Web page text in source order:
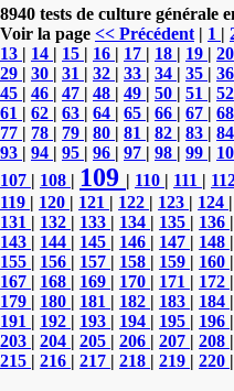
8940 tests de culture générale
Voir la page << Précédent | 1 |
13 | 14 | 15 | 16 | 17 | 18 | 19 | 20
29 | 30 | 31 | 32 | 33 | 34 | 35 | 36
45 | 46 | 47 | 48 | 49 | 50 | 51 | 52
61 | 62 | 63 | 64 | 65 | 66 | 67 | 68
77 | 78 | 79 | 80 | 81 | 82 | 83 | 84
93 | 94 | 95 | 96 | 97 | 98 | 99 |
107 | 108 | 109 | 110 | 111 |
119 | 120 | 121 | 122 | 123 | 124 |
131 | 132 | 133 | 134 | 135 | 136 |
143 | 144 | 145 | 146 | 147 | 148 |
155 | 156 | 157 | 158 | 159 | 160 |
167 | 168 | 169 | 170 | 171 | 172 |
179 | 180 | 181 | 182 | 183 | 184 |
191 | 192 | 193 | 194 | 195 | 196 |
203 | 204 | 205 | 206 | 207 | 208 |
215 | 216 | 217 | 218 | 219 | 220 |